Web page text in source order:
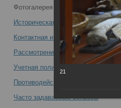
РЦСМЭ 03 апреля 2024 года -
Фотогалерея
Историческая справка
Контактная информация
Рассмотрение обращений
Учетная политика учреждения
Противодействие коррупции
Часто задаваемые вопросы
21